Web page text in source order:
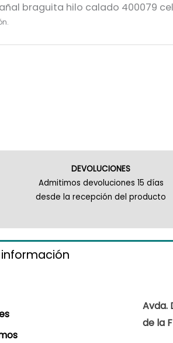
braguita hilo calado 400079
DEVOLUCIONES
Admitimos devoluciones 15 días
desde la recepción del producto
información
Avda.
de la